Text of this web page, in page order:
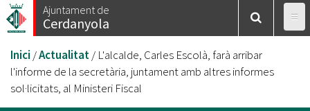
Vés
al
Ajuntament de
Cerdanyola
Esteu
aquí
Inici /Actualitat/ L'alcalde, Carles Escolà, farà arribar
l'informe de la secretària, juntament amb altres informes
sol·licitats, al Ministeri Fiscal